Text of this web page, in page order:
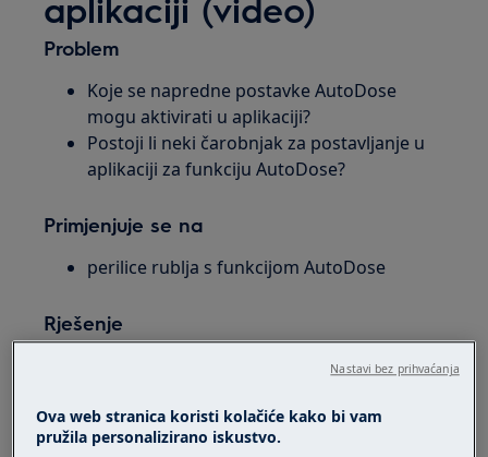
Problem
Koje se napredne postavke AutoDose
mogu aktivirati u aplikaciji?
Postoji li neki čarobnjak za postavljanje u
aplikaciji za funkciju AutoDose?
Primjenjuje se na
perilice rublja s funkcijom AutoDose
Rješenje
postavljanju programa
Odmah nakon što korisnik završi Wi-Fi spajanje i
registraciju, ovaj će se vodič pokazati.
Ova web stranica koristi kolačiće kako bi vam
pružila personalizirano iskustvo.
Nastavi bez prihvaćanja